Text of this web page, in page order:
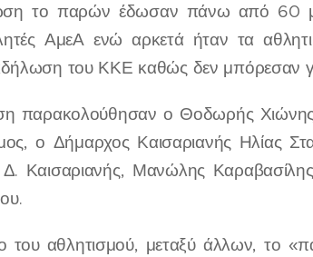
το παρών έδωσαν πάνω από 60
ΑμεΑ ενώ αρκετά ήταν τα
του ΚΚΕ καθώς δεν μπόρεσαν
παρακολούθησαν ο Θοδωρής
ο Δήμαρχος Καισαριανής Ηλίας
Καισαριανής, Μανώλης
αθλητισμού, μεταξύ άλλων, το